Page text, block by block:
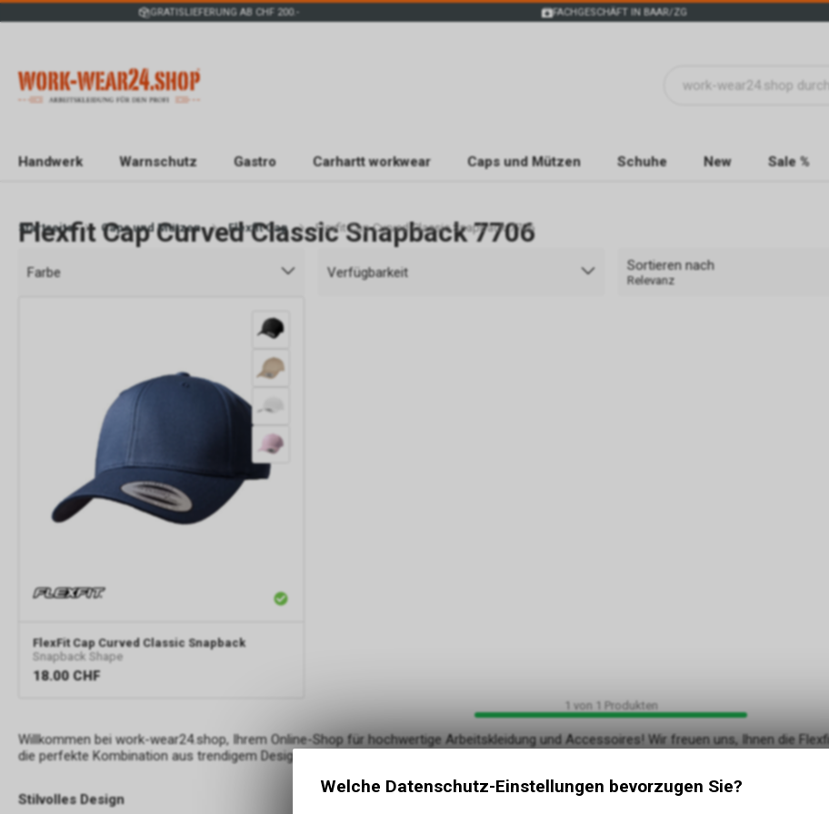
GRATISLIEFERUNG AB CHF 200.- FACHGESCHÄFT IN BAAR/ZG
Handwerk Warnschutz Gastro Carhartt workwear Caps und Mützen Schuhe New Sale %
Startseite Caps und Mützen Flexfit Cap Flexfit Cap Curved Classic Snapback 7706
Flexfit Cap Curved Classic Snapback 7706
Farbe Verfügbarkeit Sortieren nach
Relevanz
FlexFit Cap Curved Classic Snapback
Snapback Shape
18.00 CHF
1 von 1 Produkten
Willkommen bei work-wear24.shop, Ihrem Online-Shop für hochwertige Arbeitskleidung und Accessoires! Wir freuen uns, Ihnen die
die perfekte Kombination aus trendigem Design und optimalem Tragekomfort.
Stilvolles Design
Welche Datenschutz-Einstellungen bevorzugen Sie?